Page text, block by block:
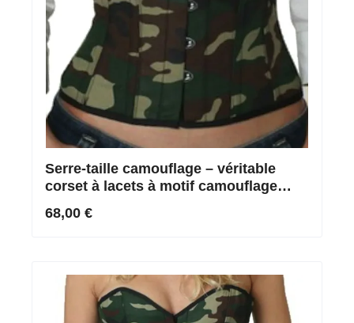
Serre-taille camouflage – véritable
corset à lacets à motif camouflage
68,00 €